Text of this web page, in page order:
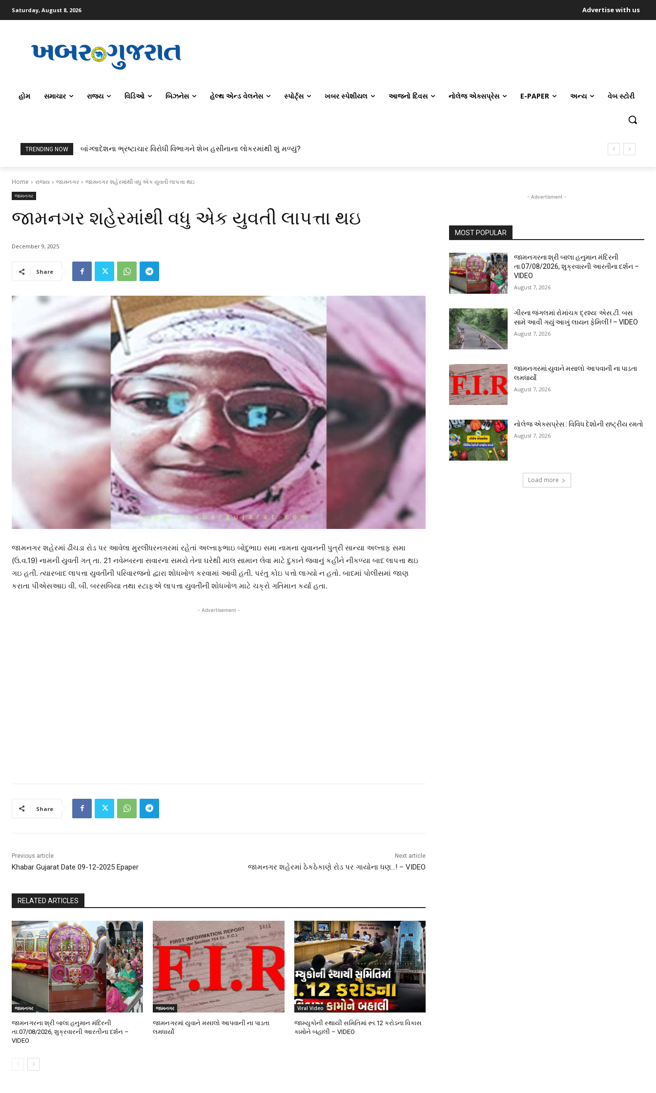
Saturday, August 8, 2026 Advertise with us
હોમ સમાચાર રાજ્ય વિડિઓ બિઝનેસ હેલ્થ એન્ડ વેલનેસ સ્પોર્ટ્સ ખબર સ્પેશીયલ આજનો દિવસ નોલેજ એક્સપ્રેસ E-PAPER અન્ય વેબ સ્ટોરી
TRENDING NOW બાંગ્લાદેશના ભ્રષ્ટાચાર વિરોધી વિભાગને શેખ હસીનાના લોકરમાંથી શું મળ્યું?
Home રાજ્ય જામનગર જામનગર શહેરમાંથી વધુ એક યુવતી લાપત્તા થઇ
જામનગર
જામનગર શહેરમાંથી વધુ એક યુવતી લાપત્તા થઇ
December 9, 2025
Share
જામનગર શહેરમાં ઢીંચડા રોડ પર આવેલા મુરલીધરનગરમાં રહેતાં અલ્તાફભાઇ બોદુભાઇ સમા નામના યુવાનની પુત્રી સાન્યા અલ્તાફ સમા
(ઉ.વ.19) નામની યુવતી ગત્ તા. 21 નવેમ્બરના સવારના સમયે તેના ઘરેથી માલ સામાન લેવા માટે દુકાને જવાનું કહીને નીકળ્યા બાદ લાપત્તા થઇ
ગઇ હતી. ત્યારબાદ લાપત્તા યુવતીની પરિવારજનો દ્વારા શોધખોળ કરવામાં આવી હતી. પરંતુ કોઇ પત્તો લાગ્યો ન હતો. બાદમાં પોલીસમાં જાણ
કરાતા પીએસઆઇ વી. બી. બરસબિયા તથા સ્ટાફએ લાપત્તા યુવતીની શોધખોળ માટે ચક્રો ગતિમાન કર્યા હતા.
- Advertisement -
Share
Previous article
Khabar Gujarat Date 09-12-2025 Epaper
Next article
જામનગર શહેરમાં ઠેકઠેકાણે રોડ પર ગાયોના ધણ…! – VIDEO
RELATED ARTICLES
જામનગર
જામનગરના શ્રી બાલા હનુમાન મંદિરની
તા.07/08/2026, શુક્રવારની આરતીના દર્શન –
VIDEO
જામનગર
જામનગરમાં યુવાને મસાલો આપવાની ના પાડતા
લમધાર્યો
Viral Video
જામ્યુકોની સ્થાયી સમિતિમાં રૂા.12 કરોડના વિકાસ
કામોને બહાલી – VIDEO
- Advertisment -
MOST POPULAR
જામનગરના શ્રી બાલા હનુમાન મંદિરની
તા.07/08/2026, શુક્રવારની આરતીના દર્શન –
VIDEO
August 7, 2026
ગીરના જંગલમાં રોમાંચક દ્રશ્ય: એસ.ટી. બસ
સામે આવી ગયું આખું લાયન ફેમિલી ! – VIDEO
August 7, 2026
જામનગરમાં યુવાને મસાલો આપવાની ના પાડતા
લમધાર્યો
August 7, 2026
નોલેજ એક્સપ્રેસ : વિવિધ દેશોની રાષ્ટ્રીય રમતો
August 7, 2026
Load more